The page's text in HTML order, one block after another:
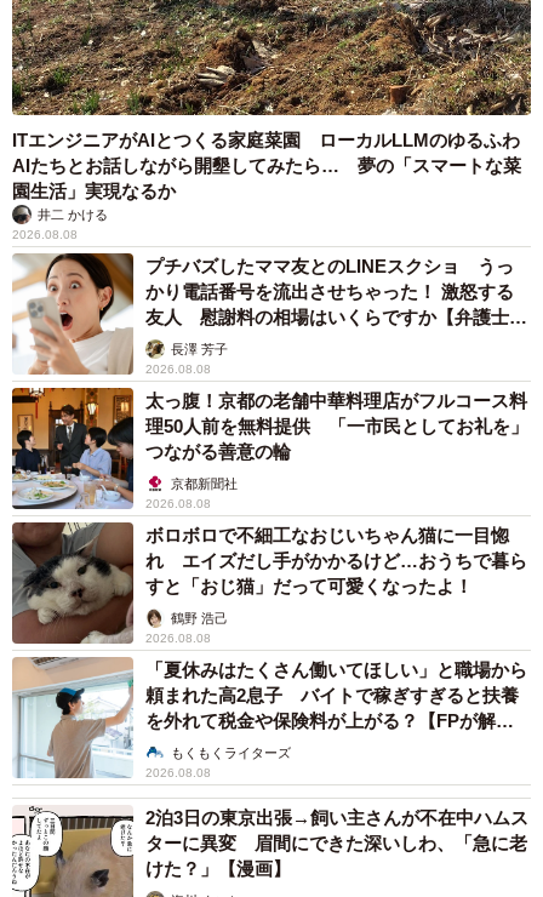
ITエンジニアがAIとつくる家庭菜園 ローカルLLMのゆるふわ
AIたちとお話しながら開墾してみたら… 夢の「スマートな菜
園生活」実現なるか
井二 かける
2026.08.08
プチバズしたママ友とのLINEスクショ うっ
かり電話番号を流出させちゃった！ 激怒する
友人 慰謝料の相場はいくらですか【弁護士が
解説】長澤 芳子
2026.08.08
太っ腹！京都の老舗中華料理店がフルコース料
理50人前を無料提供 「一市民としてお礼を」
つながる善意の輪
京都新聞社
2026.08.08
ボロボロで不細工なおじいちゃん猫に一目惚
れ エイズだし手がかかるけど…おうちで暮ら
すと「おじ猫」だって可愛くなったよ！
鶴野 浩己
2026.08.08
「夏休みはたくさん働いてほしい」と職場から
頼まれた高2息子 バイトで稼ぎすぎると扶養
を外れて税金や保険料が上がる？【FPが解
説】もくもくライターズ
2026.08.08
2泊3日の東京出張→飼い主さんが不在中ハムス
ターに異変 眉間にできた深いしわ、「急に老
けた？」【漫画】